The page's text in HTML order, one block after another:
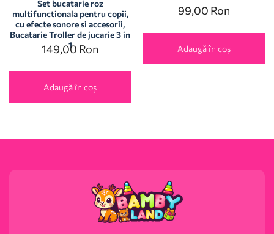
Set bucatarie roz
multifunctionala pentru copii,
cu efecte sonore si accesorii,
Bucatarie Troller de jucarie 3 in
1
149,00 Ron
Adaugă în coș
99,00 Ron
Adaugă în coș